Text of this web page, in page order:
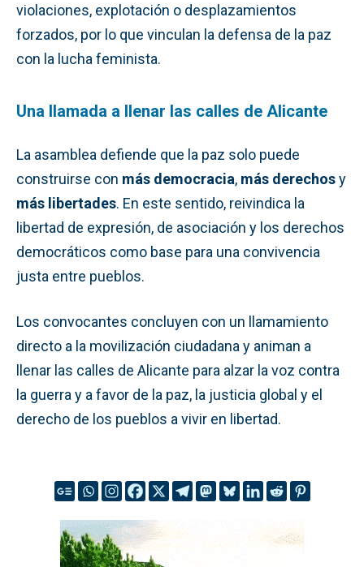
violaciones, explotación o desplazamientos
forzados, por lo que vinculan la defensa de la paz
con la lucha feminista.
Una llamada a llenar las calles de Alicante
La asamblea defiende que la paz solo puede
construirse con más democracia, más derechosy
más libertades. En este sentido, reivindica la
libertad de expresión, de asociación y los derechos
democráticos como base para una convivencia
justa entre pueblos.
Los convocantes concluyen con un llamamiento
directo a la movilización ciudadana y animan a
llenar las calles de Alicante para alzar la voz contra
la guerra y a favor de la paz, la justicia global y el
derecho de los pueblos a vivir en libertad.